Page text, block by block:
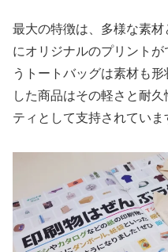
最大の特徴は、多様な素
にオリジナルのプリント
うトートバッグは素材も
した商品はその軽さと耐
ティとして支持されていま